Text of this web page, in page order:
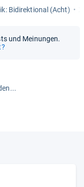
Bidi­rek­tio­nal (Acht)
und Meinungen.